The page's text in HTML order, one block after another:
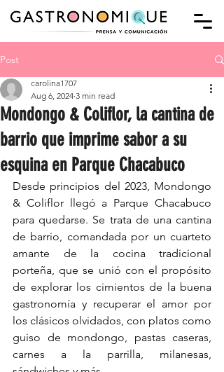
Post
Mondongo & Coliflor, la cantina de
barrio que imprime sabor a su
esquina en Parque Chacabuco
carolina1707
Aug 6, 2024 3 min read
Desde principios del 2023, Mondongo
& Coliflor llegó a Parque Chacabuco
para quedarse. Se trata de una cantina
de barrio, comandada por un cuarteto
amante de la cocina tradicional
porteña, que se unió con el propósito
de explorar los cimientos de la buena
gastronomía y recuperar el amor por
los clásicos olvidados, con platos como
guiso de mondongo, pastas caseras,
carnes a la parrilla, milanesas,